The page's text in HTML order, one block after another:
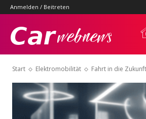
Anmelden / Beitreten
Start Elektromobilität Fahrt in die